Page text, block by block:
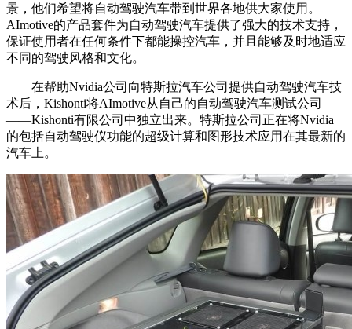
景，他们希望将自动驾驶汽车带到世界各地供大家使用。
AImotive的产品套件为自动驾驶汽车提供了强大的技术支持，
保证使用者在任何条件下都能操控汽车，并且能够及时地适应
不同的驾驶风格和文化。
在帮助Nvidia公司向特斯拉汽车公司提供自动驾驶汽车技
术后，Kishonti将AImotive从自己的自动驾驶汽车测试公司
——Kishonti有限公司中独立出来。特斯拉公司正在将Nvidia
的包括自动驾驶仪功能的超级计算和图形技术应用在其最新的
汽车上。